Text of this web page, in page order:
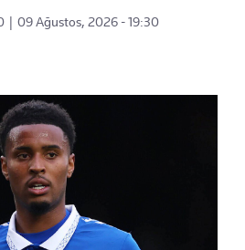
09 Ağustos, 2026 - 19:30